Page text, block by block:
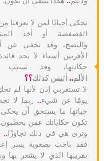
نحكي أحيانًا لمن لا يعرفنا
الفضفضة أو أخذ
والنصح، وقد نخفي عن
الأقربين أشياء لا نجد
حكايتها، وقد تسبب
الألم.. أليس كذلك؟؟
لا تستغربي إذن لأنها لم
يومًا عن شيء.. ربما لا
حياتها ما يستحق أن يحكى
تكون حكاياتك عمن
وترى هي في ذلك تجاوزًا ..
فقد باحت بصعوبة بسر
بقريبها الذي لا يشعر بها